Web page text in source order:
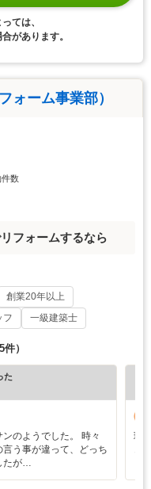
ては、
があります。
ォーム事業部）
件数
フォームするなら
創業20年以上
フ 一級建築士
件）
た
のようでした。 時々
う事が違って、どっち
たが…
現